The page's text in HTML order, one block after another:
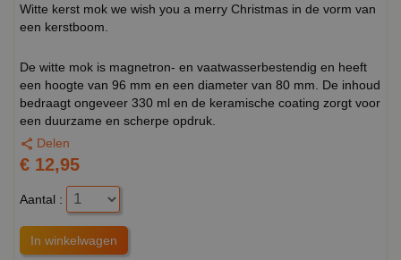
Witte kerst mok we wish you a merry Christmas in de vorm van
een kerstboom.
De witte mok is magnetron- en vaatwasserbestendig en heeft
een hoogte van 96 mm en een diameter van 80 mm. De inhoud
bedraagt ongeveer 330 ml en de keramische coating zorgt voor
een duurzame en scherpe opdruk.
Delen
€ 12,95
Aantal :